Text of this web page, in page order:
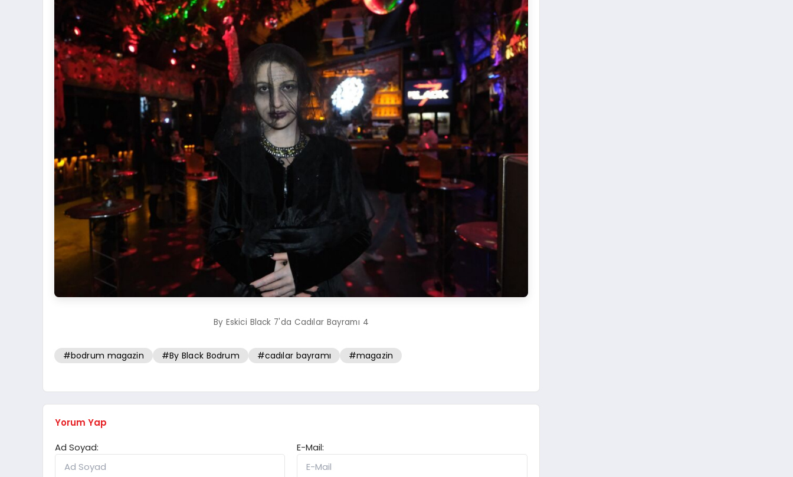
By Eskici Black 7'da Cadılar Bayramı 4
#bodrum magazin #By Black Bodrum #cadılar bayramı #magazin
Yorum Yap
Ad Soyad:
E-Mail: